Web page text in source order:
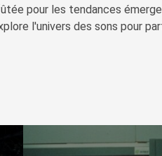
pour les tendances
l'univers des sons pour